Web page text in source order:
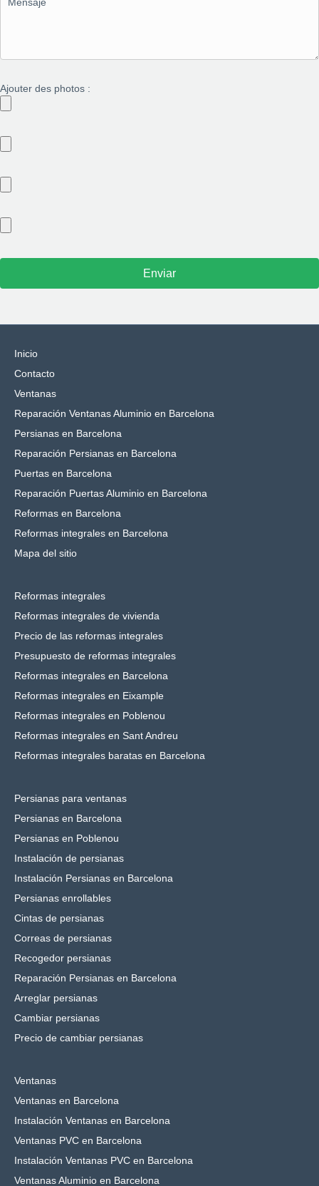
Ajouter des photos :
Inicio
Contacto
Ventanas
Reparación Ventanas Aluminio en Barcelona
Persianas en Barcelona
Reparación Persianas en Barcelona
Puertas en Barcelona
Reparación Puertas Aluminio en Barcelona
Reformas en Barcelona
Reformas integrales en Barcelona
Mapa del sitio
Reformas integrales
Reformas integrales de vivienda
Precio de las reformas integrales
Presupuesto de reformas integrales
Reformas integrales en Barcelona
Reformas integrales en Eixample
Reformas integrales en Poblenou
Reformas integrales en Sant Andreu
Reformas integrales baratas en Barcelona
Persianas para ventanas
Persianas en Barcelona
Persianas en Poblenou
Instalación de persianas
Instalación Persianas en Barcelona
Persianas enrollables
Cintas de persianas
Correas de persianas
Recogedor persianas
Reparación Persianas en Barcelona
Arreglar persianas
Cambiar persianas
Precio de cambiar persianas
Ventanas
Ventanas en Barcelona
Instalación Ventanas en Barcelona
Ventanas PVC en Barcelona
Instalación Ventanas PVC en Barcelona
Ventanas Aluminio en Barcelona